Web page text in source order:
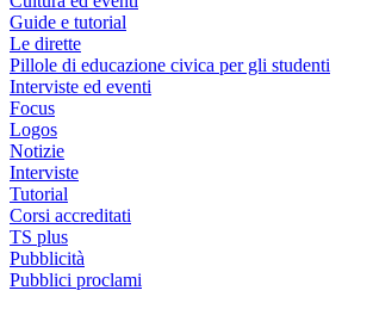
Guide e tutorial
Le dirette
Pillole di educazione civica per gli studenti
Interviste ed eventi
Focus
Logos
Notizie
Interviste
Tutorial
Corsi accreditati
TS plus
Pubblicità
Pubblici proclami